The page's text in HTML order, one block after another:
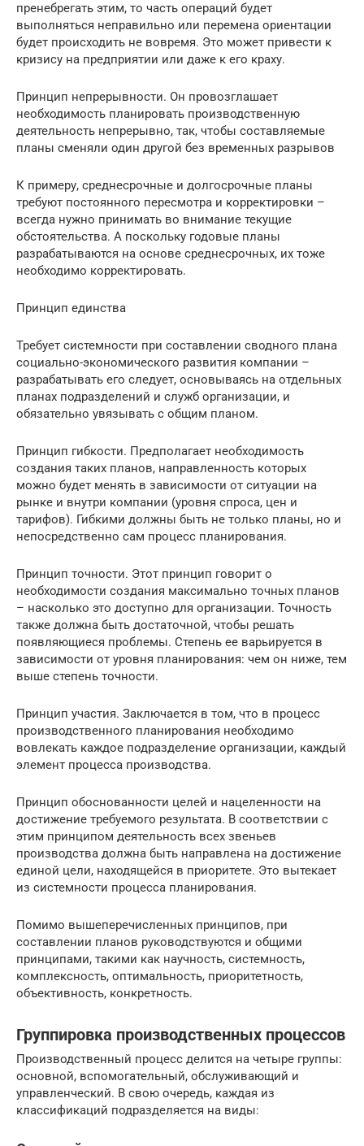
пренебрегать этим, то часть операций будет
выполняться неправильно или перемена ориентации
будет происходить не вовремя. Это может привести к
кризису на предприятии или даже к его краху.
Принцип непрерывности. Он провозглашает
необходимость планировать производственную
деятельность непрерывно, так, чтобы составляемые
планы сменяли один другой без временных разрывов
К примеру, среднесрочные и долгосрочные планы
требуют постоянного пересмотра и корректировки –
всегда нужно принимать во внимание текущие
обстоятельства. А поскольку годовые планы
разрабатываются на основе среднесрочных, их тоже
необходимо корректировать.
Принцип единства
Требует системности при составлении сводного плана
социально-экономического развития компании –
разрабатывать его следует, основываясь на отдельных
планах подразделений и служб организации, и
обязательно увязывать с общим планом.
Принцип гибкости. Предполагает необходимость
создания таких планов, направленность которых
можно будет менять в зависимости от ситуации на
рынке и внутри компании (уровня спроса, цен и
тарифов). Гибкими должны быть не только планы, но и
непосредственно сам процесс планирования.
Принцип точности. Этот принцип говорит о
необходимости создания максимально точных планов
– насколько это доступно для организации. Точность
также должна быть достаточной, чтобы решать
появляющиеся проблемы. Степень ее варьируется в
зависимости от уровня планирования: чем он ниже, тем
выше степень точности.
Принцип участия. Заключается в том, что в процесс
производственного планирования необходимо
вовлекать каждое подразделение организации, каждый
элемент процесса производства.
Принцип обоснованности целей и нацеленности на
достижение требуемого результата. В соответствии с
этим принципом деятельность всех звеньев
производства должна быть направлена на достижение
единой цели, находящейся в приоритете. Это вытекает
из системности процесса планирования.
Помимо вышеперечисленных принципов, при
составлении планов руководствуются и общими
принципами, такими как научность, системность,
комплексность, оптимальность, приоритетность,
объективность, конкретность.
Группировка производственных процессов
Производственный процесс делится на четыре группы:
основной, вспомогательный, обслуживающий и
управленческий. В свою очередь, каждая из
классификаций подразделяется на виды: